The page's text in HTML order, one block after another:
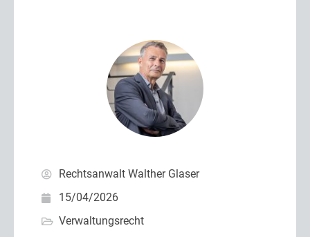
Rechtsanwalt Walther Glaser
15/04/2026
Verwaltungsrecht